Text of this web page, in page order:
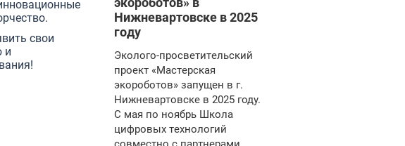
свои
и
Нижневартовске в 2025
году
Эколого-просветительский
проект «Мастерская
экороботов» запущен в г.
Нижневартовске в 2025 году.
С мая по ноябрь Школа
цифровых технологий